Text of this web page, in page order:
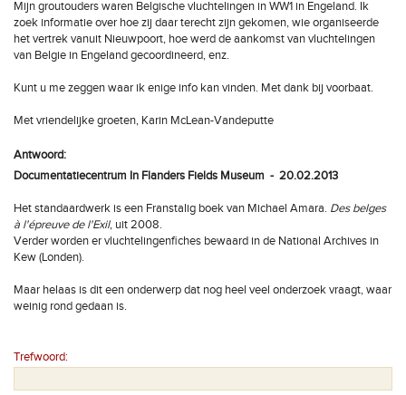
Mijn groutouders waren Belgische vluchtelingen in WW1 in Engeland. Ik
zoek informatie over hoe zij daar terecht zijn gekomen, wie organiseerde
het vertrek vanuit Nieuwpoort, hoe werd de aankomst van vluchtelingen
van Belgie in Engeland gecoordineerd, enz.
Kunt u me zeggen waar ik enige info kan vinden. Met dank bij voorbaat.
Met vriendelijke groeten, Karin McLean-Vandeputte
Antwoord:
Documentatiecentrum In Flanders Fields Museum - 20.02.2013
Het standaardwerk is een Franstalig boek van Michael Amara. Des belges
à l'épreuve de l'Exil, uit 2008.
Verder worden er vluchtelingenfiches bewaard in de National Archives in
Kew (Londen).
Maar helaas is dit een onderwerp dat nog heel veel onderzoek vraagt, waar
weinig rond gedaan is.
Trefwoord: